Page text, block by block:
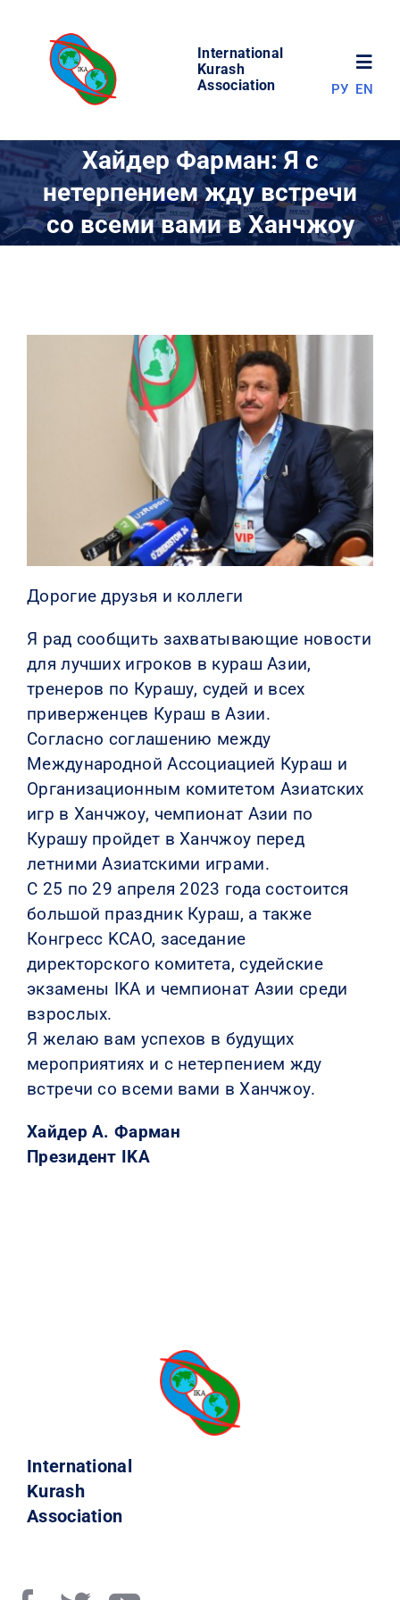
content
International
Kurash
Association
МИР КУРАША
РУ EN
Хайдер Фарман: Я с
нетерпением жду встречи
со всеми вами в Ханчжоу
Дорогие друзья и коллеги
Я рад сообщить захватывающие новости
для лучших игроков в кураш Азии,
тренеров по Курашу, судей и всех
приверженцев Кураш в Азии.
Согласно соглашению между
Международной Ассоциацией Кураш и
Организационным комитетом Азиатских
игр в Ханчжоу, чемпионат Азии по
Курашу пройдет в Ханчжоу перед
летними Азиатскими играми.
С 25 по 29 апреля 2023 года состоится
большой праздник Кураш, а также
Конгресс KCAO, заседание
директорского комитета, судейские
экзамены IKA и чемпионат Азии среди
взрослых.
Я желаю вам успехов в будущих
мероприятиях и с нетерпением жду
встречи со всеми вами в Ханчжоу.
Хайдер А. Фарман
Президент IKA
International
Kurash
Association